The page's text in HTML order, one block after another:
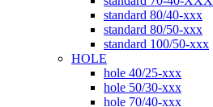
standard 80/40-xxx
standard 80/50-xxx
standard 100/50-xxx
HOLE
hole 40/25-xxx
hole 50/30-xxx
hole 70/40-xxx